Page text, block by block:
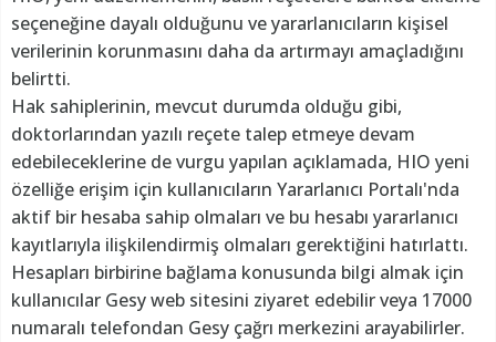
seçeneğine dayalı olduğunu ve yararlanıcıların kişisel
verilerinin korunmasını daha da artırmayı amaçladığını
belirtti.
Hak sahiplerinin, mevcut durumda olduğu gibi,
doktorlarından yazılı reçete talep etmeye devam
edebileceklerine de vurgu yapılan açıklamada, HIO yeni
özelliğe erişim için kullanıcıların Yararlanıcı Portalı'nda
aktif bir hesaba sahip olmaları ve bu hesabı yararlanıcı
kayıtlarıyla ilişkilendirmiş olmaları gerektiğini hatırlattı.
Hesapları birbirine bağlama konusunda bilgi almak için
kullanıcılar Gesy web sitesini ziyaret edebilir veya 17000
numaralı telefondan Gesy çağrı merkezini arayabilirler.